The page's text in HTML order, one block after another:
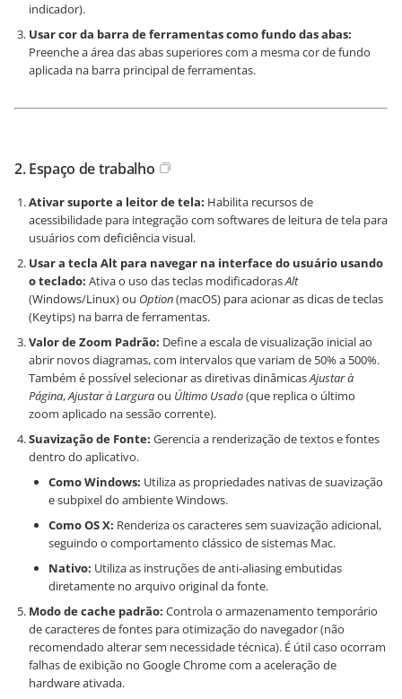
indicador).
Usar cor da barra de ferramentas como fundo das abas:
Preenche a área das abas superiores com a mesma cor de fundo
aplicada na barra principal de ferramentas.
2. Espaço de trabalho
Ativar suporte a leitor de tela: Habilita recursos de
acessibilidade para integração com softwares de leitura de tela para
usuários com deficiência visual.
Usar a tecla Alt para navegar na interface do usuário usando
o teclado: Ativa o uso das teclas modificadorasAlt
(Windows/Linux) ou Option(macOS) para acionar as dicas de teclas
(Keytips) na barra de ferramentas.
Valor de Zoom Padrão: Define a escala de visualização inicial ao
abrir novos diagramas, com intervalos que variam de 50% a 500%.
Também é possível selecionar as diretivas dinâmicasAjustar à
Página,Ajustar à Larguraou Último Usado(que replica o último
zoom aplicado na sessão corrente).
Suavização de Fonte: Gerencia a renderização de textos e fontes
dentro do aplicativo.
Como Windows: Utiliza as propriedades nativas de suavização
e subpixel do ambiente Windows.
Como OS X: Renderiza os caracteres sem suavização adicional,
seguindo o comportamento clássico de sistemas Mac.
Nativo: Utiliza as instruções de anti-aliasing embutidas
diretamente no arquivo original da fonte.
Modo de cache padrão: Controla o armazenamento temporário
de caracteres de fontes para otimização do navegador (não
recomendado alterar sem necessidade técnica). É útil caso ocorram
falhas de exibição no Google Chrome com a aceleração de
hardware ativada.